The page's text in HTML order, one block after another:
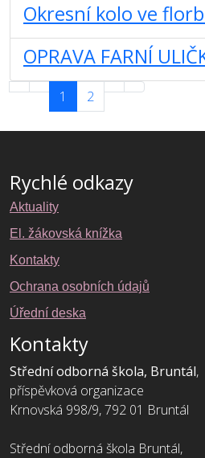
Okresní kolo ve
OPRAVA FARNÍ
1 2
Rychlé odkazy
Aktuality
El. žákovská knížka
Kontakty
Ochrana osobních údajů
Úřední deska
Kontakty
Střední odborná škola, Bruntál,
příspěvková organizace
Krnovská 998/9, 792 01 Bruntál
Střední odborná škola Bruntál,